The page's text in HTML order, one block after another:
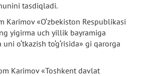
tasdiqladi.
Karimov «O‘zbekiston Respublikasi
yigirma uch yillik bayramiga
o‘tkazish to‘g‘risida» gi qarorga
Karimov «Toshkent davlat